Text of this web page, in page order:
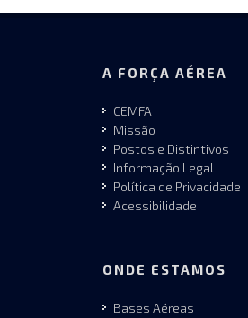
A FORÇA AÉREA
CEMFA
Missão
Postos e Distintivos
Informação Legal
Política de Privacidade
Acessibilidade
ONDE ESTAMOS
Bases Aéreas